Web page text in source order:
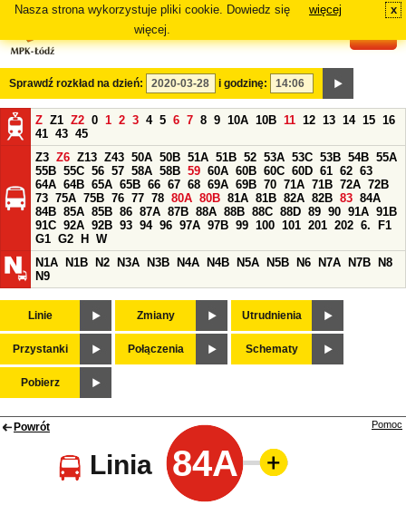
Nasza strona wykorzystuje pliki cookie. Dowiedz się
więcej.
więcej x
Sprawdź rozkład na dzień: i godzinę:
Z Z1 Z2 0 1 2 3 4 5 6 7 8 9 10A 10B 11 12 13 14 15 16
41 43 45
Z3 Z6 Z13 Z43 50A 50B 51A 51B 52 53A 53C 53B 54B 55A
55B 55C 56 57 58A 58B 59 60A 60B 60C 60D 61 62 63
64A 64B 65A 65B 66 67 68 69A 69B 70 71A 71B 72A 72B
73 75A 75B 76 77 78 80A 80B 81A 81B 82A 82B 83 84A
84B 85A 85B 86 87A 87B 88A 88B 88C 88D 89 90 91A 91B
91C 92A 92B 93 94 96 97A 97B 99 100 101 201 202 6.
F1
G1 G2 H
W
N1A
N1B N2 N3A N3B N4A N4B N5A N5B N6 N7A N7B
N8
N9
Linie Zmiany Utrudnienia
Przystanki Połączenia Schematy
Pobierz
Powrót
Linia 84A
Pomoc